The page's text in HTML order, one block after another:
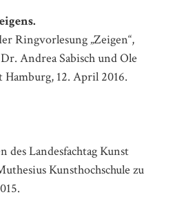
Ringvorlesung „Zeigen“,
Andrea Sabisch und Ole
12. April 2016.
des Landesfachtag Kunst
Kunsthochschule zu